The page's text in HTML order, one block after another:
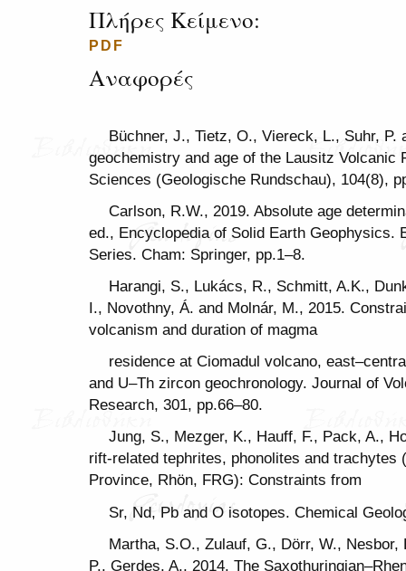
Πλήρες Κείμενο:
PDF
Αναφορές
Büchner, J., Tietz, O., Viereck, L., Suhr, P.
geochemistry and age of the Lausitz Volcanic
Sciences (Geologische Rundschau), 104(8),
Carlson, R.W., 2019. Absolute age
ed., Encyclopedia of Solid Earth Geophysics.
Series. Cham: Springer, pp.1–8.
Harangi, S., Lukács, R., Schmitt, A.K.,
I., Novothny, Á. and Molnár, M., 2015.
volcanism and duration of magma
residence at Ciomadul volcano,
and U–Th zircon geochronology. Journal of
Research, 301, pp.66–80.
Jung, S., Mezger, K., Hauff, F., Pack, A.,
rift-related tephrites, phonolites and trachytes
Province, Rhön, FRG): Constraints from
Sr, Nd, Pb and O isotopes. Chemical
Martha, S.O., Zulauf, G., Dörr, W.,
P., Gerdes, A., 2014. The